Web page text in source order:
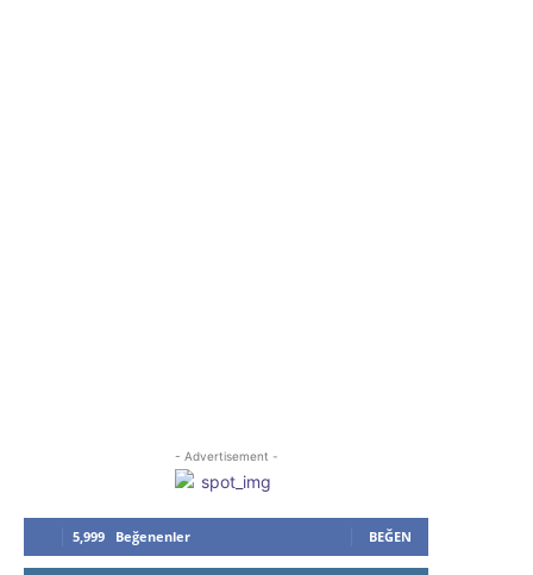
- Advertisement -
5,999 Beğenenler BEĞEN